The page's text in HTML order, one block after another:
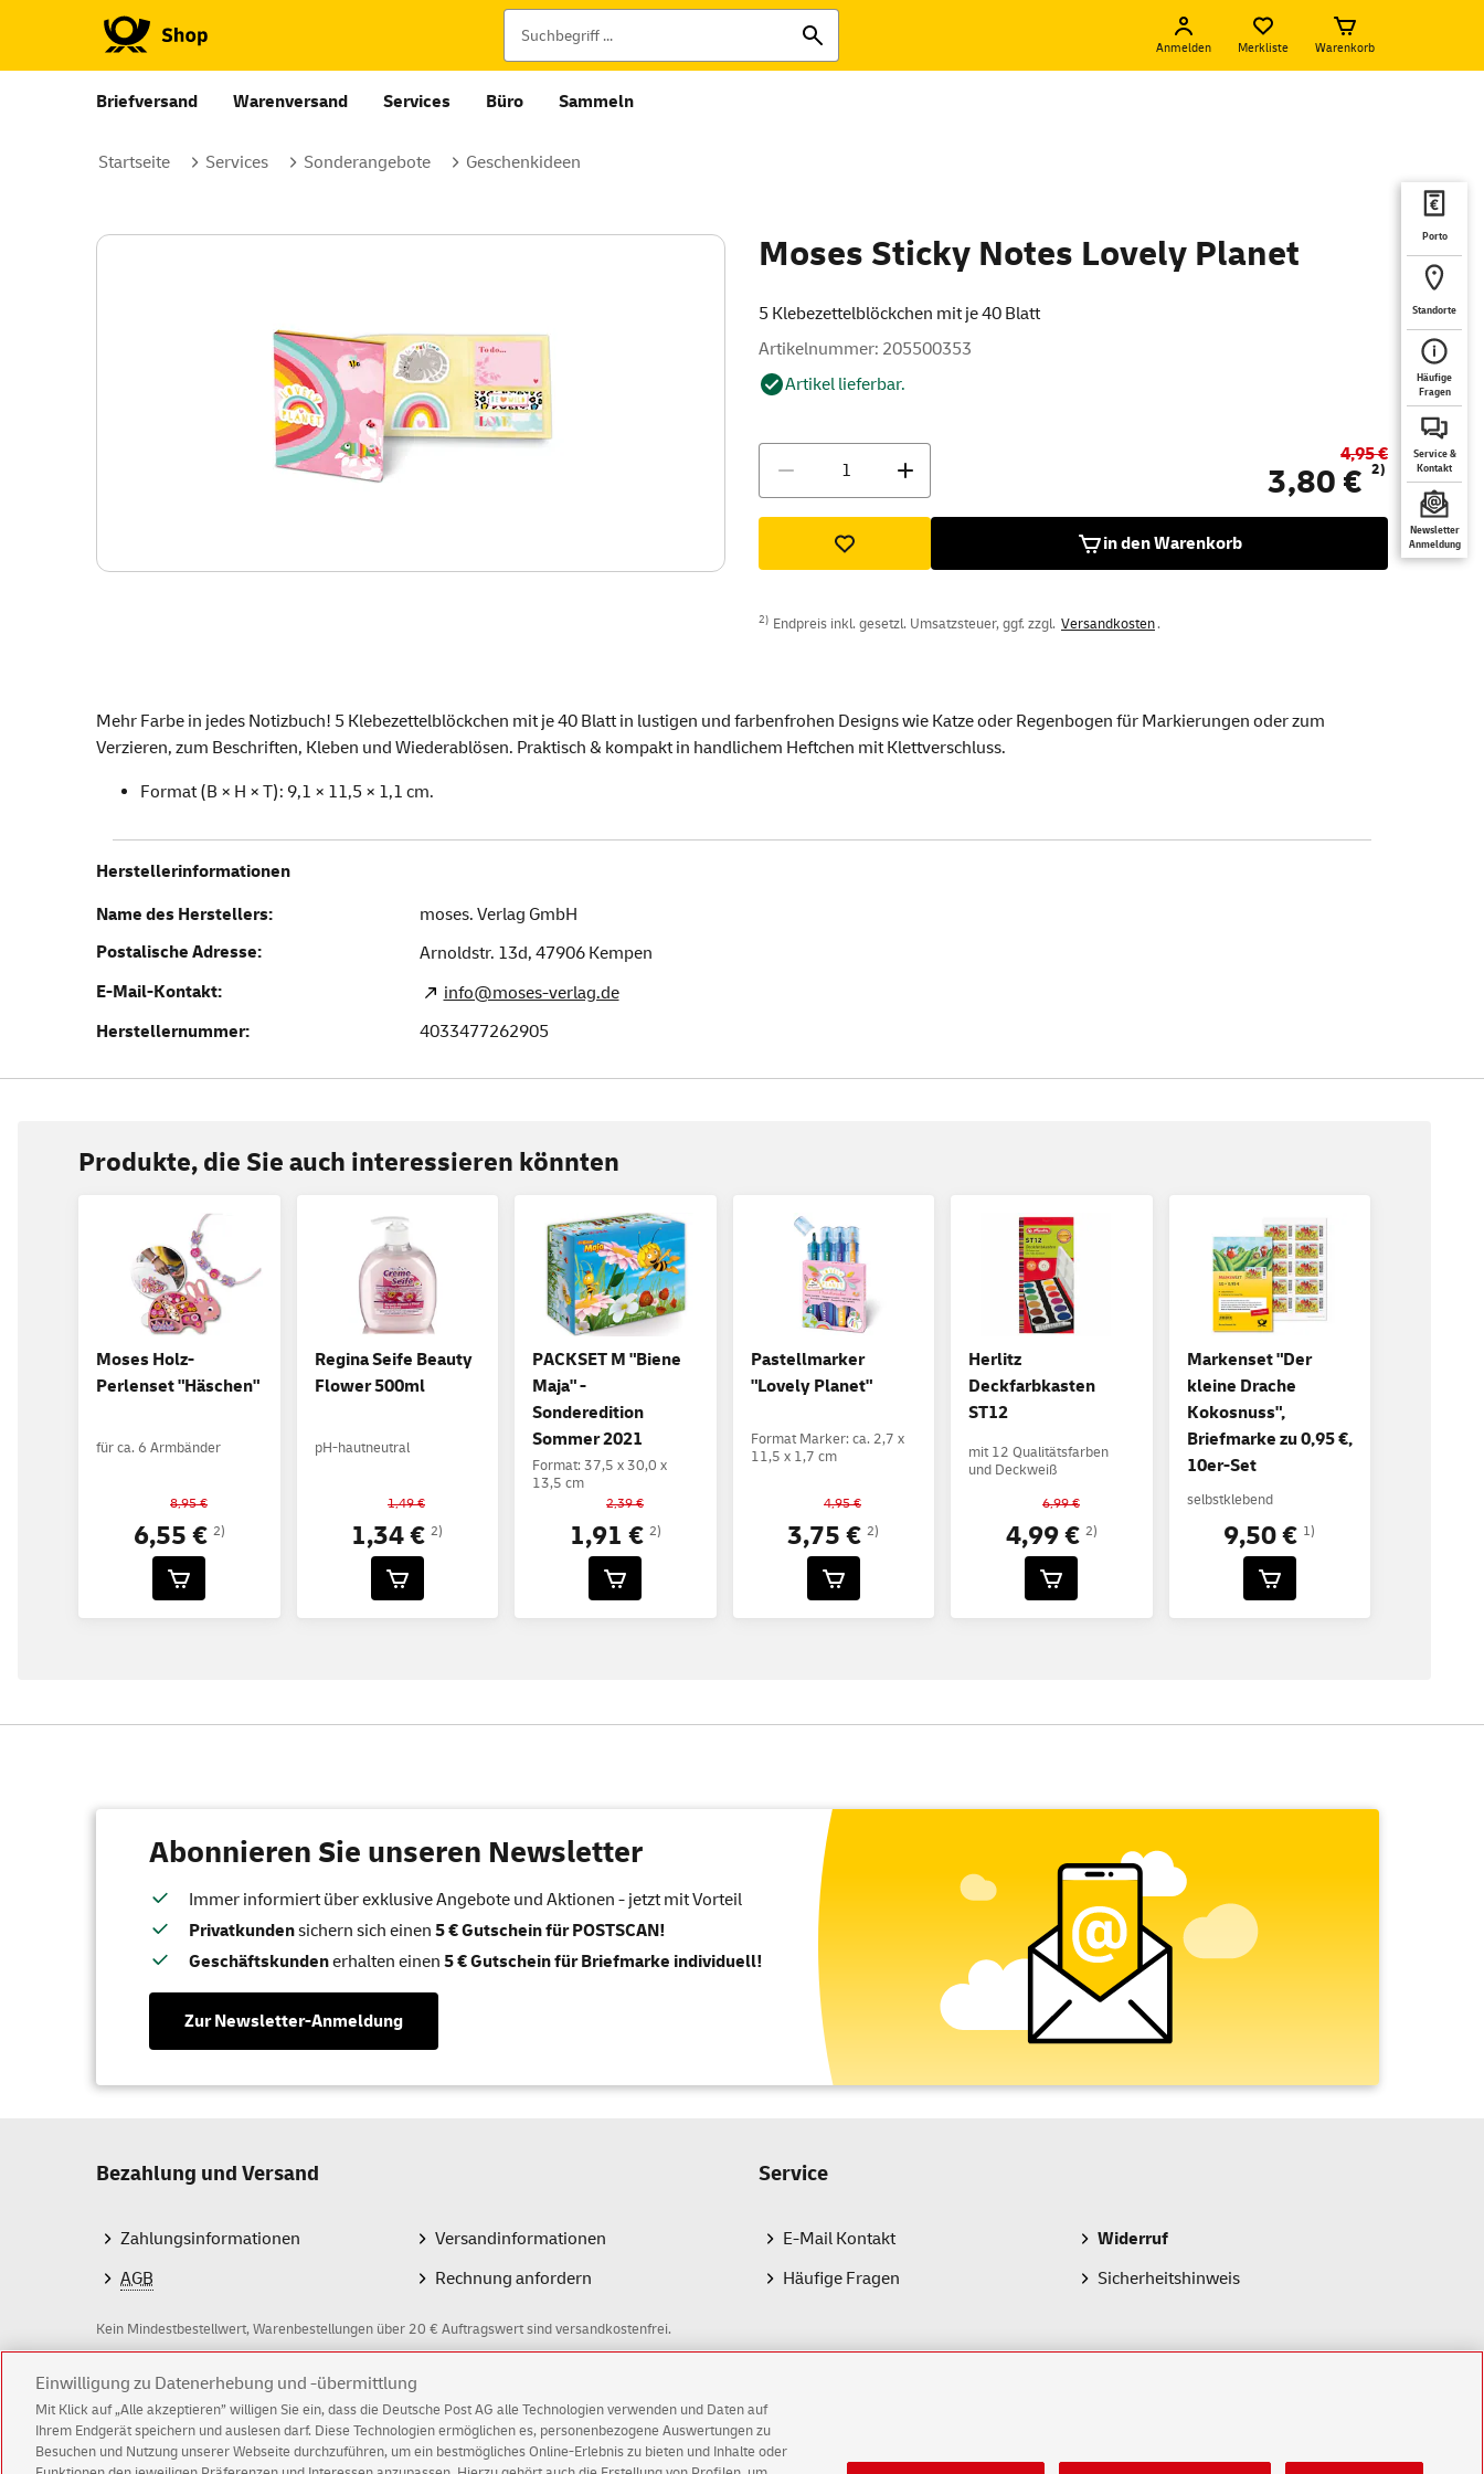
Anmelden Merkliste Warenkorb
Briefversand Warenversand Services Büro Sammeln
Porto
Standorte
Häufige
Fragen
Service &
Kontakt
Newsletter
Anmeldung
Startseite Services Sonderangebote Geschenkideen
Moses Sticky Notes Lovely Planet
5 Klebezettelblöckchen mit je 40 Blatt
Artikelnummer: 205500353
Artikel lieferbar.
4,95 €
3,80 € 2)
in den Warenkorb
2) Endpreis inkl. gesetzl. Umsatzsteuer, ggf. zzgl. Versandkosten.
Mehr Farbe in jedes Notizbuch! 5 Klebezettelblöckchen mit je 40 Blatt in lustigen und farbenfrohen Designs wie Katze oder Regenbogen für Markierungen oder zum
Verzieren, zum Beschriften, Kleben und Wiederablösen. Praktisch & kompakt in handlichem Heftchen mit Klettverschluss.
Format (B × H × T): 9,1 × 11,5 × 1,1 cm.
Herstellerinformationen
Name des Herstellers:
moses. Verlag GmbH
Postalische Adresse:
Arnoldstr. 13d, 47906 Kempen
E-Mail-Kontakt:
info@moses-verlag.de
Herstellernummer:
4033477262905
Produkte, die Sie auch interessieren könnten
Moses Holz-
Perlenset "Häschen"
für ca. 6 Armbänder
8,95 €
6,55 € 2)
Regina Seife Beauty
Flower 500ml
pH-hautneutral
1,49 €
1,34 €2)
PACKSET M "Biene
Maja" -
Sonderedition
Sommer 2021
Format: 37,5 x 30,0 x
13,5 cm
2,39 €
1,91 € 2)
Pastellmarker
"Lovely Planet"
Format Marker: ca. 2,7 x
11,5 x 1,7 cm
4,95 €
3,75 €2)
Herlitz
Deckfarbkasten
ST12
mit 12 Qualitätsfarben
und Deckweiß
6,99 €
4,99 € 2)
Markenset "Der
kleine Drache
Kokosnuss",
Briefmarke zu 0,95 €,
10er-Set
selbstklebend
9,50 € 1)
Abonnieren Sie unseren Newsletter
Immer informiert über exklusive Angebote und Aktionen - jetzt mit Vorteil
Privatkundensichern sich einen 5 € Gutschein für POSTSCAN!
Geschäftskundenerhalten einen 5 € Gutschein für Briefmarke individuell!
Zur Newsletter-Anmeldung
Bezahlung und Versand
Zahlungsinformationen
AGB
Versandinformationen
Rechnung anfordern
Service
E-Mail Kontakt
Häufige Fragen
Widerruf
Sicherheitshinweis
Kein Mindestbestellwert, Warenbestellungen über 20 € Auftragswert sind versandkostenfrei.
Z
a
h
Einwilligung zu Datenerhebung und -übermittlung
Mit Klick auf „Alle akzeptieren” willigen Sie ein, dass die Deutsche Post AG alle Technologien verwenden und Daten auf
Ihrem Endgerät speichern und auslesen darf. Diese Technologien ermöglichen es, personenbezogene Auswertungen zu
Besuchen und Nutzung unserer Webseite durchzuführen, um ein bestmögliches Online-Erlebnis zu bieten und Inhalte oder